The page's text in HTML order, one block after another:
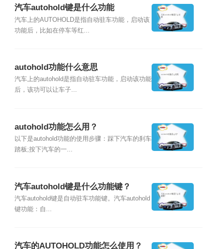
汽车autohold键是什么功能
汽车上的AUTOHOLD是指自动驻车功能，启动该
功能后，比如在停车等红...
autohold功能什么意思
汽车上的autohold是指自动驻车功能，启动该功能
后，该功可以让车子...
autohold功能怎么用？
以下是autohold功能的使用步骤：踩下汽车的刹车
踏板;按下汽车的一...
汽车autohold键是什么功能键？
汽车autohold键是自动驻车功能键。汽车autohold
键功能：自...
汽车的AUTOHOLD功能怎么使用？